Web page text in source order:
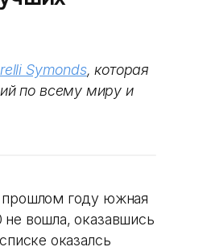
Symonds, которая
по всему миру и
прошлом году южная
вошла, оказавшись
оказалсь